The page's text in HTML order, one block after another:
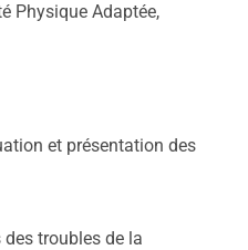
Physique Adaptée,
et présentation des
troubles de la